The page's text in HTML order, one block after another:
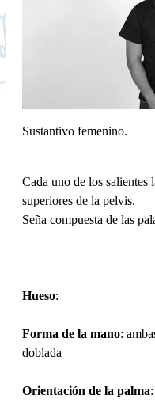
Sustantivo femenino.
Cada uno de los salientes
superiores de la pelvis.
Seña compuesta de las
Hueso:
Forma de la mano:
doblada
Orientación de la palma